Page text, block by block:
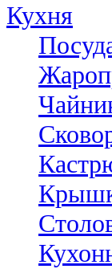
Кухня